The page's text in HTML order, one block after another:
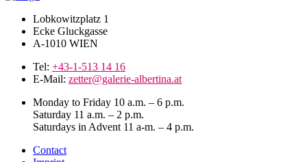
Lobkowitzplatz 1
Ecke Gluckgasse
A-1010 WIEN
Tel: +43-1-513 14 16
E-Mail: zetter@galerie-albertina.at
Monday to Friday 10 a.m. – 6 p.m.
Saturday 11 a.m. – 2 p.m.
Saturdays in Advent 11 a-m. – 4 p.m.
Contact